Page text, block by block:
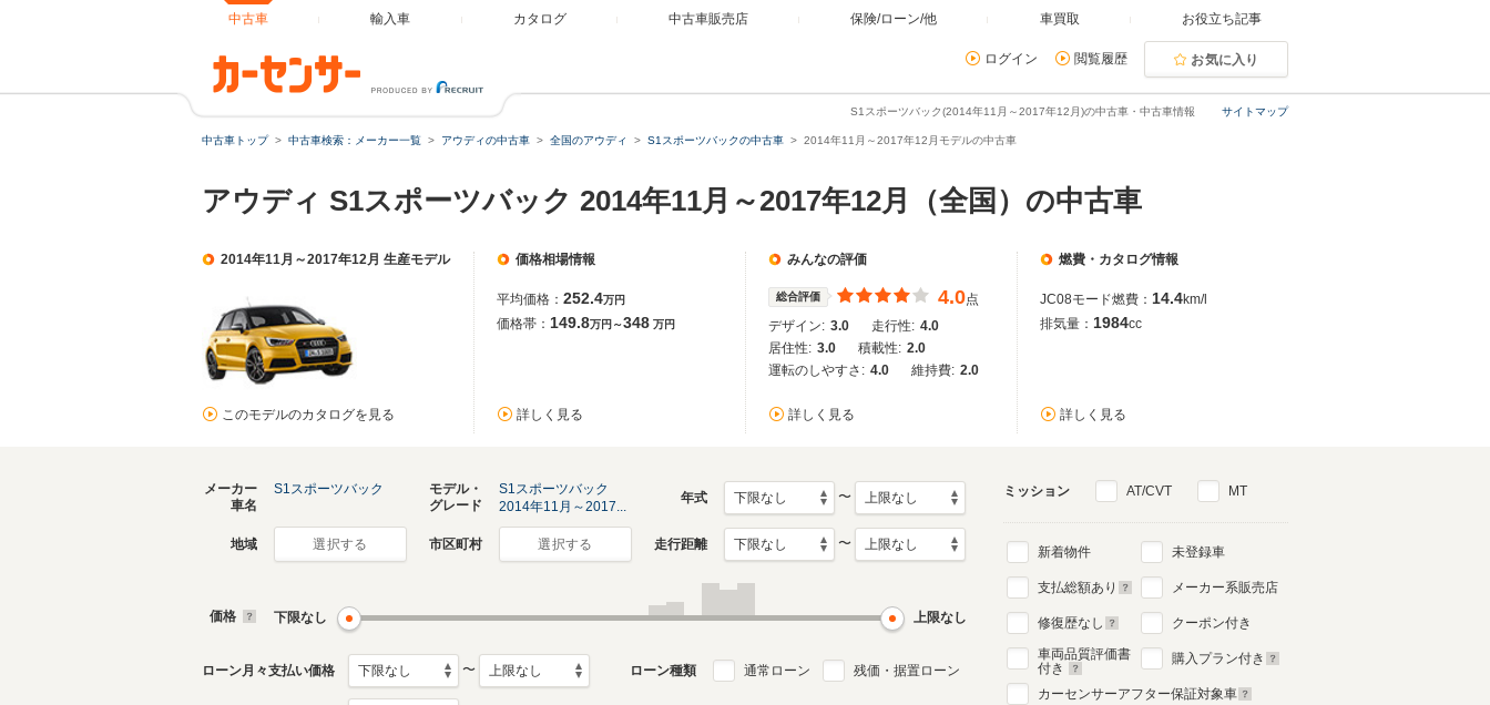
中古車 輸入車 カタログ 中古車販売店 保険/ローン/他 車買取 お役立ち記事
ログイン 閲覧履歴 お気に入り
サイトマップ
S1スポーツバック(2014年11月～2017年12月)の中古車・中古車情報
中古車トップ 中古車検索：メーカー一覧 アウディの中古車 全国のアウディ S1スポーツバックの中古車 2014年11月～2017年12月モデルの中古車
アウディ S1スポーツバック 2014年11月～2017年12月（全国）の中古車
2014年11月～2017年12月 生産モデル
このモデルのカタログを見る
価格相場情報
平均価格： 252.4万円
価格帯： 149.8万円～348 万円
詳しく見る
みんなの評価
総合評価 4.0点
デザイン: 3.0 走行性: 4.0
居住性: 3.0 積載性: 2.0
運転のしやすさ: 4.0 維持費: 2.0
詳しく見る
燃費・カタログ情報
JC08モード燃費： 14.4km/l
排気量： 1984cc
詳しく見る
メーカー
車名
S1スポーツバック
モデル・
グレード
S1スポーツバック
2014年11月～2017...
年式 〜
地域 選択する 市区町村 選択する 走行距離 〜
価格 下限なし 上限なし
ローン月々支払い価格 〜 ローン種類 通常ローン 残価・据置ローン
ミッション AT/CVT MT
新着物件
支払総額あり
修復歴なし
車両品質評価書
付き
未登録車
メーカー系販売店
クーポン付き
購入プラン付き
カーセンサーアフター保証対象車